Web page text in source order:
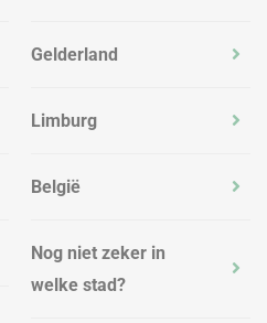
Gelderland
Limburg
België
Nog niet zeker in
welke stad?